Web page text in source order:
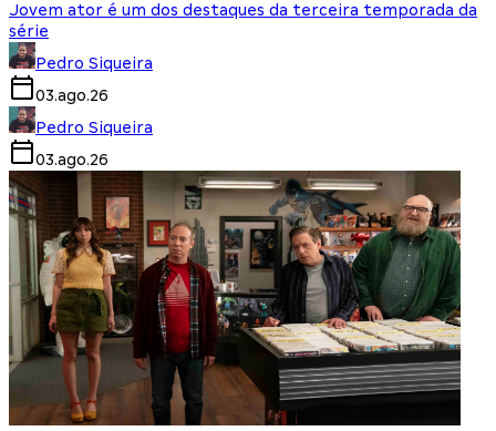
Jovem ator é um dos destaques da terceira temporada da
série
Pedro Siqueira
03.ago.26
Pedro Siqueira
03.ago.26